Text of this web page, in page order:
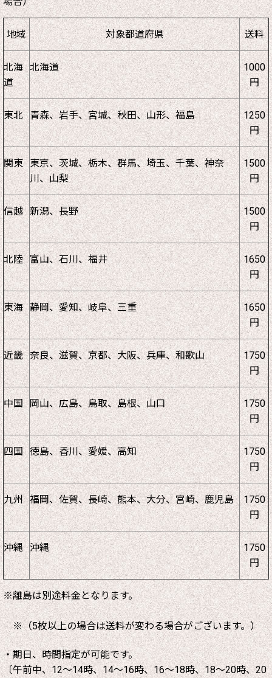
地域 対象都道府県 送料
北海
道
北海道
1000
円
東北 青森、岩手、宮城、秋田、山形、福島
1250
円
関東
東京、茨城、栃木、群馬、埼玉、千葉、神奈
川、山梨
1500
円
信越 新潟、長野
1500
円
北陸 富山、石川、福井
1650
円
東海 静岡、愛知、岐阜、三重
1650
円
近畿 奈良、滋賀、京都、大阪、兵庫、和歌山
1750
円
中国 岡山、広島、鳥取、島根、山口
1750
円
四国 徳島、香川、愛媛、高知
1750
円
九州 福岡、佐賀、長崎、熊本、大分、宮崎、鹿児島
1750
円
沖縄 沖縄
1750
円
※離島は別途料金となります。
※（5枚以上の場合は送料が変わる場合がございます。）
・期日、時間指定が可能です。
〔午前中、12～14時、14～16時、16～18時、18～20時、20